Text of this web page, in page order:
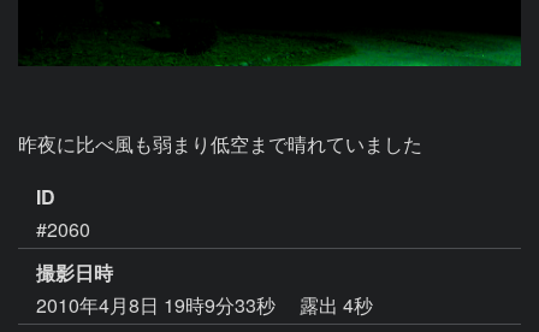
昨夜に比べ風も弱まり低空まで晴れていました
ID
#2060
撮影日時
2010年4月8日 19時9分33秒
露出 4秒